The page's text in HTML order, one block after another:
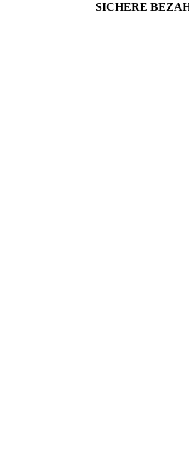
SICHERE